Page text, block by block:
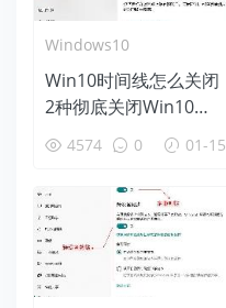
Windows10
Win10时间线怎么关闭
2种彻底关闭Win10时
间线方法
4574 0 01-15